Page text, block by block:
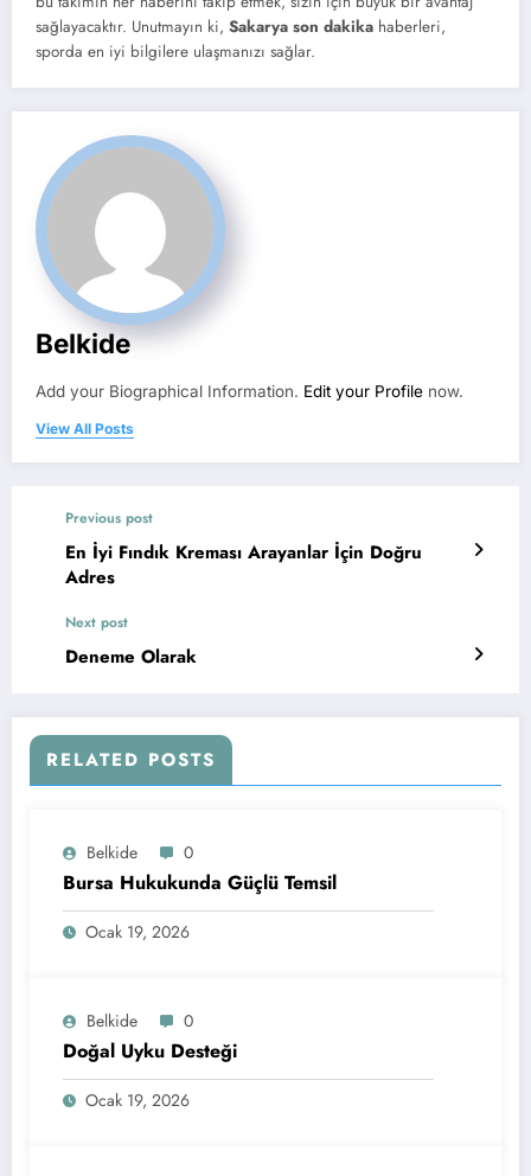
sağlayacaktır. Unutmayın ki, Sakarya son dakika haberleri,
sporda en iyi bilgilere ulaşmanızı sağlar.
Belkide
Add your Biographical Information. Edit your Profile now.
View All Posts
Previous post
En İyi Fındık Kreması Arayanlar İçin Doğru
Adres
Next post
Deneme Olarak
RELATED POSTS
Belkide 0
Bursa Hukukunda Güçlü Temsil
Ocak 19, 2026
Belkide 0
Doğal Uyku Desteği
Ocak 19, 2026